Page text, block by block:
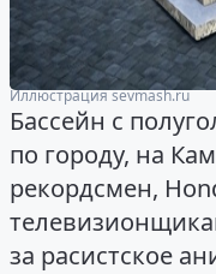
Иллюстрация sevmash.ru
Бассейн с
по городу, на
рекордсмен,
за расистское